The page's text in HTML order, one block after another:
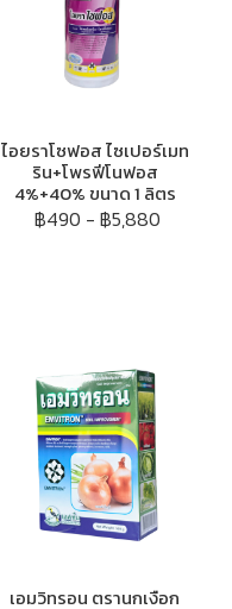
ไอยราโซฟอส ไซเปอร์เมท
ริน+โพรฟีโนฟอส
4%+40% ขนาด 1 ลิตร
฿490 - ฿5,880
เอมวิทรอน ตรานกเงือก